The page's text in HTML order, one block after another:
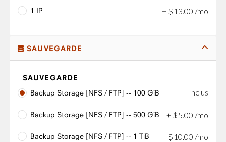
1 IP + $ 13 00 /mo
SAUVEGARDE
SAUVEGARDE
Backup Storage [NFS / FTP] -- 100 GiB
Inclus
Backup Storage [NFS / FTP] -- 500 GiB + $5.00 /mo
Backup Storage [NFS / FTP] -- 1 TiB + $ 10.00 /mo